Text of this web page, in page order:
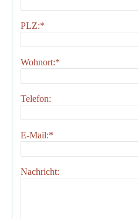
PLZ:*
Wohnort:*
Telefon:
E-Mail:*
Nachricht: